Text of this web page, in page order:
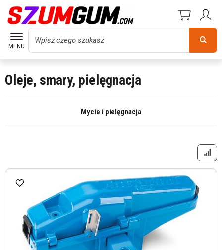
MENU
Wyszukaj
Oleje, smary, pielęgnacja
Mycie i pielęgnacja